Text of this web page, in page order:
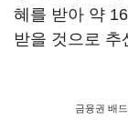
혜를 받아 약
받을 것으로 추
금융권 배